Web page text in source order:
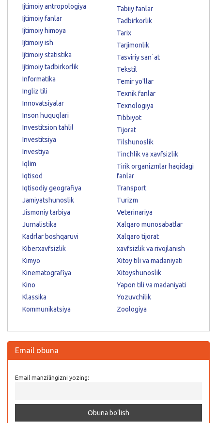
Ijtimoiy antropologiya
Ijtimoiy fanlar
Ijtimoiy himoya
Ijtimoiy ish
Ijtimoiy statistika
Ijtimoiy tadbirkorlik
Informatika
Ingliz tili
Innovatsiyalar
Inson huquqlari
Investitsion tahlil
Investitsiya
Investiya
Iqlim
Iqtisod
Iqtisodiy geografiya
Jamiyatshunoslik
Jismoniy tarbiya
Jurnalistika
Kadrlar boshqaruvi
Kiberxavfsizlik
Kimyo
Kinematografiya
Kino
Klassika
Kommunikatsiya
Tabiiy fanlar
Tadbirkorlik
Tarix
Tarjimonlik
Tasviriy sanʼat
Tekstil
Temir yo'llar
Texnik fanlar
Texnologiya
Tibbiyot
Tijorat
Tilshunoslik
Tinchlik va xavfsizlik
Tirik organizmlar haqidagi
fanlar
Transport
Turizm
Veterinariya
Xalqaro munosabatlar
Xalqaro tijorat
xavfsizlik va rivojlanish
Xitoy tili va madaniyati
Xitoyshunoslik
Yapon tili va madaniyati
Yozuvchilik
Zoologiya
Email obuna
Email manzilingizni yozing: